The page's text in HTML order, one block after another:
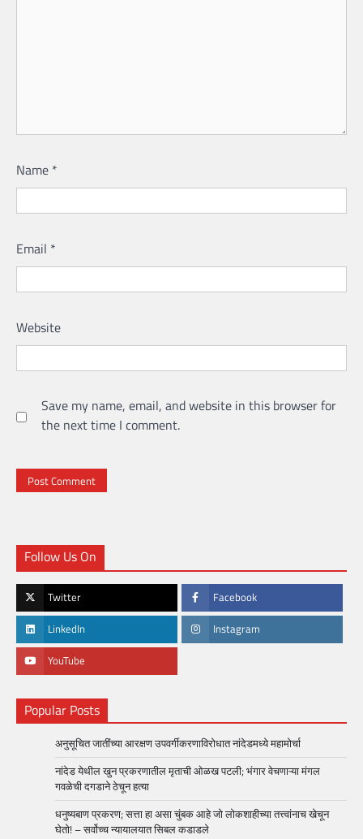
Name *
Email *
Website
Save my name, email, and website in this browser for
the next time I comment.
Follow Us On
Twitter Facebook
LinkedIn Instagram
YouTube
Popular Posts
अनुसूचित जातींच्या आरक्षण उपवर्गीकरणाविरोधात नांदेडमध्ये महामोर्चा
नांदेड येथील खुन प्रकरणातील मृताची ओळख पटली; भंगार वेचणाऱ्या मंगल
गवळेची दगडाने ठेचून हत्या
धनुष्यबाण प्रकरण; सत्ता हा असा चुंबक आहे जो लोकशाहीच्या तत्त्वांनाच खेचून
घेतो! – सर्वोच्च न्यायालयात सिबल कडाडले